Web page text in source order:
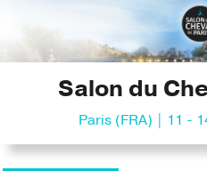
Salon du
Paris (FRA) | 11 -